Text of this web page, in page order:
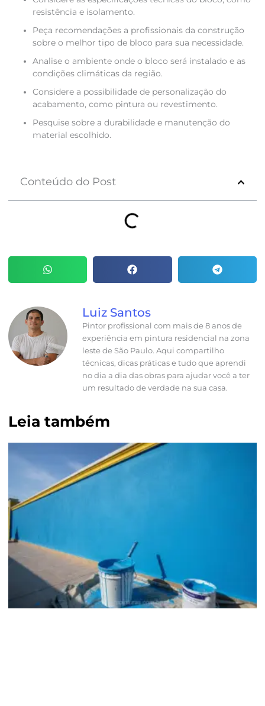
resistência e isolamento.
Peça recomendações a profissionais da construção
sobre o melhor tipo de bloco para sua necessidade.
Analise o ambiente onde o bloco será instalado e as
condições climáticas da região.
Considere a possibilidade de personalização do
acabamento, como pintura ou revestimento.
Pesquise sobre a durabilidade e manutenção do
material escolhido.
Conteúdo do Post
Luiz Santos
Pintor profissional com mais de 8 anos de
experiência em pintura residencial na zona
leste de São Paulo. Aqui compartilho
técnicas, dicas práticas e tudo que aprendi
no dia a dia das obras para ajudar você a ter
um resultado de verdade na sua casa.
Leia também